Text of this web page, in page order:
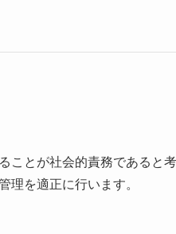
ことが社会的責務であると
理を適正に行います。